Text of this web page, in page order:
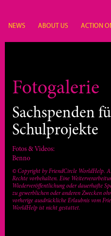
NEWS ABOUT US ACTION
Fotogalerie
Sachspenden
Schulprojekte
Fotos & Videos:
Benno
© Copyright by FriendCircle WorldHelp.
Rechte vorbehalten. Eine
Wiederveröffentlichung oder dauerhafte
zu gewerblichen oder anderen Zwecken
vorherige ausdrückliche Erlaubnis vom
WorldHelp ist nicht gestattet.